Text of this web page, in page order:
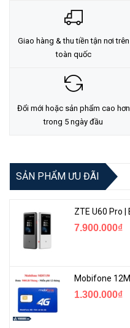
Giao hàng & thu tiền tận nơi trên
toàn quốc
Đổi mới hoặc sản phẩm cao hơn
trong 5 ngày đầu
SẢN PHẨM ƯU ĐÃI
7.900.000₫
1.300.000₫